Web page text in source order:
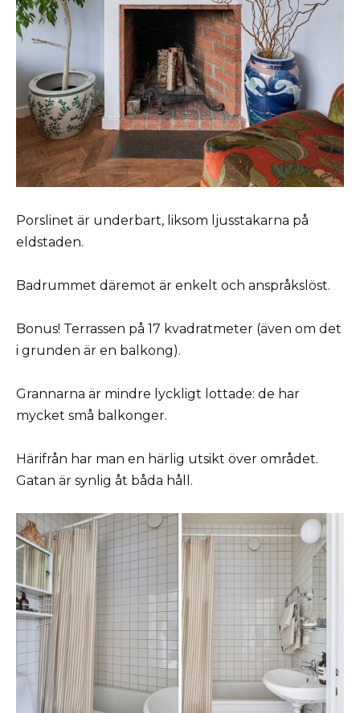
Porslinet är underbart, liksom ljusstakarna på
eldstaden.
Badrummet däremot är enkelt och anspråkslöst.
Bonus! Terrassen på 17 kvadratmeter (även om det
i grunden är en balkong).
Grannarna är mindre lyckligt lottade: de har
mycket små balkonger.
Härifrån har man en härlig utsikt över området.
Gatan är synlig åt båda håll.